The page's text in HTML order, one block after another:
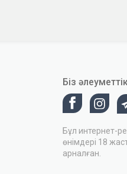
Біз
Бұл интернет-
өнімдері 18
арналған.